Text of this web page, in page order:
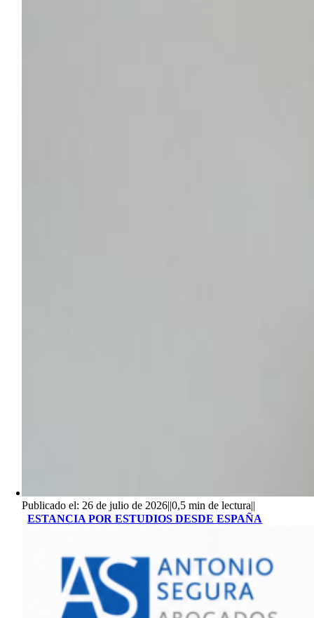
Publicado el: 26 de julio de 2026||0,5 min de lectura||
ESTANCIA POR ESTUDIOS DESDE ESPAÑA